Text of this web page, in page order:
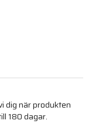
dig när produkten
180 dagar.